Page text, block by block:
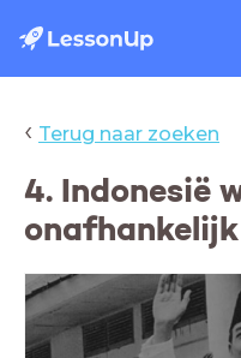
‹ Terug naar zoeken
4. Indonesië